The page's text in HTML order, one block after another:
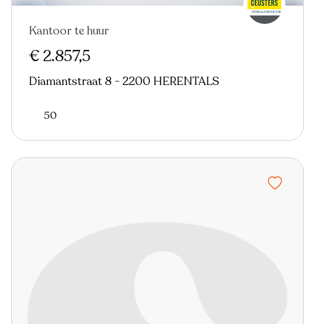
Kantoor te huur
€ 2.857,5
Diamantstraat 8 - 2200 HERENTALS
50